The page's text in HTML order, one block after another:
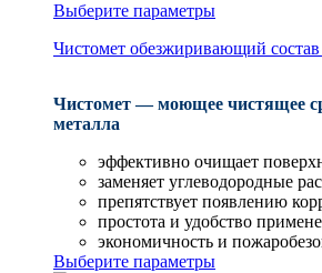
Выберите параметры
Чистомет обезжиривающий состав
Чистомет — моющее чистящее
металла
эффективно очищает
заменяет углеводородные
препятствует появлению
простота и удобство
экономичность и
Выберите параметры